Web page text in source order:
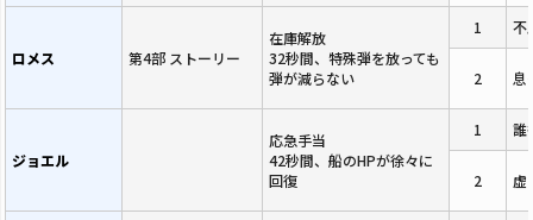
ロメス 第4部 ストーリー
在庫解放
32秒間、特殊弾を放っても
弾が減らない
1 不
2 息
ジョエル
応急手当
42秒間、船のHPが徐々に
回復
1 誰
2 虚